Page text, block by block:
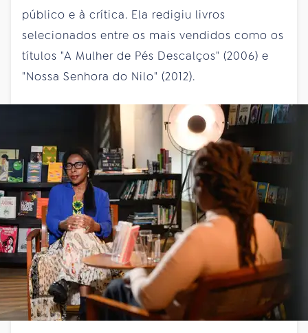
público e à crítica. Ela redigiu livros
selecionados entre os mais vendidos como os
títulos "A Mulher de Pés Descalços" (2006) e
"Nossa Senhora do Nilo" (2012).